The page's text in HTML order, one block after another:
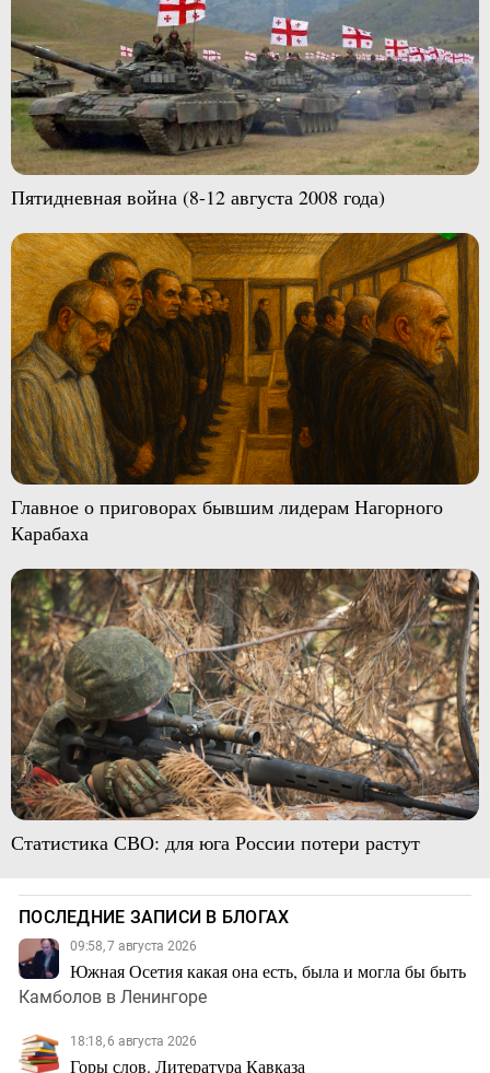
Пятидневная война (8-12 августа 2008 года)
Главное о приговорах бывшим лидерам Нагорного
Карабаха
Статистика СВО: для юга России потери растут
ПОСЛЕДНИЕ ЗАПИСИ В БЛОГАХ
09:58, 7 августа 2026
Южная Осетия какая она есть, была и могла бы быть
Камболов в Ленингоре
18:18, 6 августа 2026
Горы слов. Литература Кавказа